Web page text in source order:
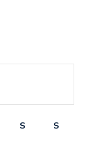
S
S